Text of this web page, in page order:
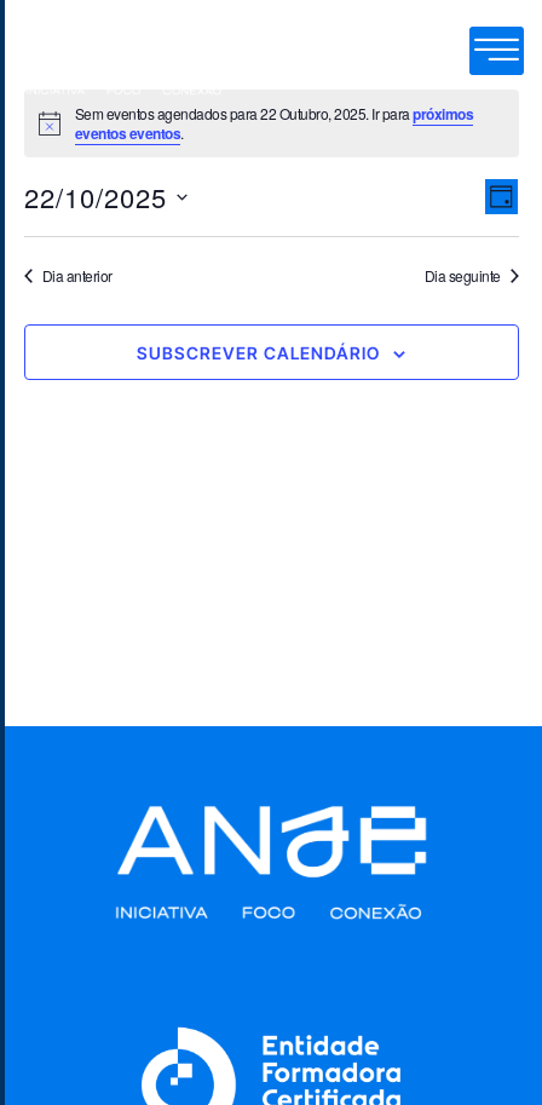
Sem eventos agendados para 22 Outubro, 2025. Ir parapróximos
eventos eventos.
DIA
22/10/2025
Dia anterior
Dia seguinte
SUBSCREVER CALENDÁRIO